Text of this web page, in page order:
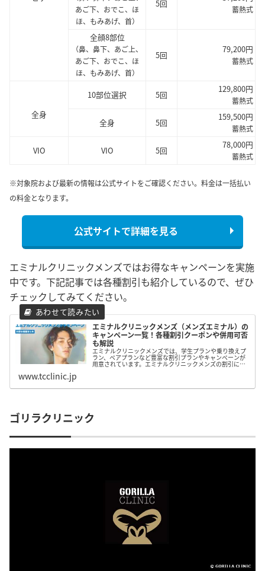
あご下、おでこ、ほ
ほ、もみあげ、首）
5回
蓄熱式
全顔8部位
（鼻、鼻下、あご上、
あご下、おでこ、ほ
ほ、もみあげ、首）
5回
79,200円
蓄熱式
全身
10部位選択 5回
129,800円
蓄熱式
全身 5回
159,500円
蓄熱式
VIO VIO 5回
78,000円
蓄熱式
※対象院および最新の情報は公式サイトをご確認ください。料金は一括払い
の料金となります。
公式サイトで詳細を見る
エミナルクリニックメンズではお得なキャンペーンを実施
中です。下記記事では各種割引も紹介しているので、ぜひ
チェックしてみてください。
エミナルクリニックメンズ（メンズエミナル）の
キャンペーン一覧！各種割引クーポンや併用可否
も解説
エミナルクリニックメンズでは、学生プランや乗り換えプ
ラン、ペアプランなど豊富な割引プランやキャンペーンが
用意されています。エミナルクリニックメンズの割引につ
いてまとめたので、脱毛を検討している方はぜひ参考にし
www.tcclinic.jp
ゴリラクリニック